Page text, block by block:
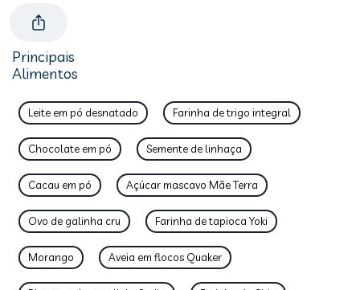
Principais
Alimentos
Leite em pó desnatado Farinha de trigo integral
Chocolate em pó Semente de linhaça
Cacau em pó Açúcar mascavo Mãe Terra
Ovo de galinha cru Farinha de tapioca Yoki
Morango Aveia em flocos Quaker